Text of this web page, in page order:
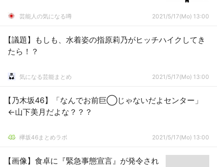
芸能人の気になる噂 2021/5/17(Mo) 13:00
【議題】もしも、水着姿の指原莉乃がヒッチハイクしてき
たら！？
気になる芸能まとめ 2021/5/17(Mo) 13:00
【乃木坂46】「なんでお前巨◯じゃないだよセンター」
←山下美月だよな？？？
欅坂46まとめラボ 2021/5/17(Mo) 13:00
【画像】食卓に『緊急事態宣言』が発令され